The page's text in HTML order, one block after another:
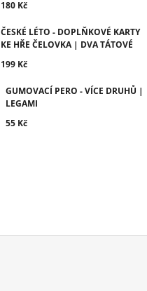
180 Kč
ČESKÉ LÉTO - DOPLŇKOVÉ KARTY
KE HŘE ČELOVKA | DVA TÁTOVÉ
199 Kč
GUMOVACÍ PERO - VÍCE DRUHŮ |
LEGAMI
55 Kč